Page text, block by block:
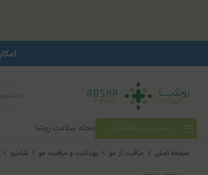
دسته بندی محصولات مجله سلامت روشا
صفحه اصلی مراقبت از مو بهداشت و مراقبت مو شامپو